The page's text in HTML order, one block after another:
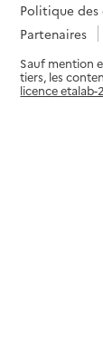
Politique des
Partenaires
Sauf mention
tiers, les
licence etalab-